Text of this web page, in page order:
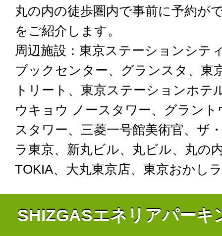
丸の内の徒歩圏内で事前に予約が
をご紹介します。
周辺施設：東京ステーションシテ
ブックセンター、グランスタ、東
トリート、東京ステーションホテ
ウキョウ ノースタワー、グラン
スタワー、三菱一号館美術官、ザ
ラ東京、新丸ビル、丸ビル、丸の
TOKIA、大丸東京店、東京おかし
SHIZGASエネリアパーキ